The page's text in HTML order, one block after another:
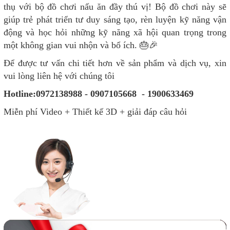
thụ với bộ đồ chơi nấu ăn đầy thú vị! Bộ đồ chơi này sẽ
giúp trẻ phát triển tư duy sáng tạo, rèn luyện kỹ năng vận
động và học hỏi những kỹ năng xã hội quan trọng trong
một không gian vui nhộn và bổ ích. 🎂🎉
Để được tư vấn chi tiết hơn về sản phẩm và dịch vụ, xin
vui lòng liên hệ với chúng tôi
Hotline:0972138988 - 0907105668 - 1900633469
Miễn phí Video + Thiết kế 3D + giải đáp câu hỏi